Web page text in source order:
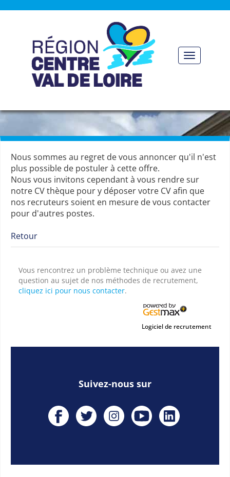
Toggle
Nous sommes au regret de vous annoncer qu'il n'est
plus possible de postuler à cette offre.
Nous vous invitons cependant à vous rendre sur
notre CV thèque pour y déposer votre CV afin que
nos recruteurs soient en mesure de vous contacter
pour d'autres postes.
Retour
Vous rencontrez un problème technique ou avez une
question au sujet de nos méthodes de recrutement,
cliquez ici pour nous contacter.
Logiciel de recrutement
Suivez-nous sur